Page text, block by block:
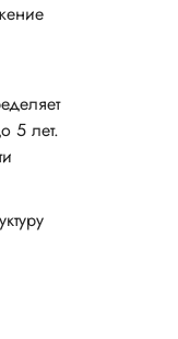
5 лет.